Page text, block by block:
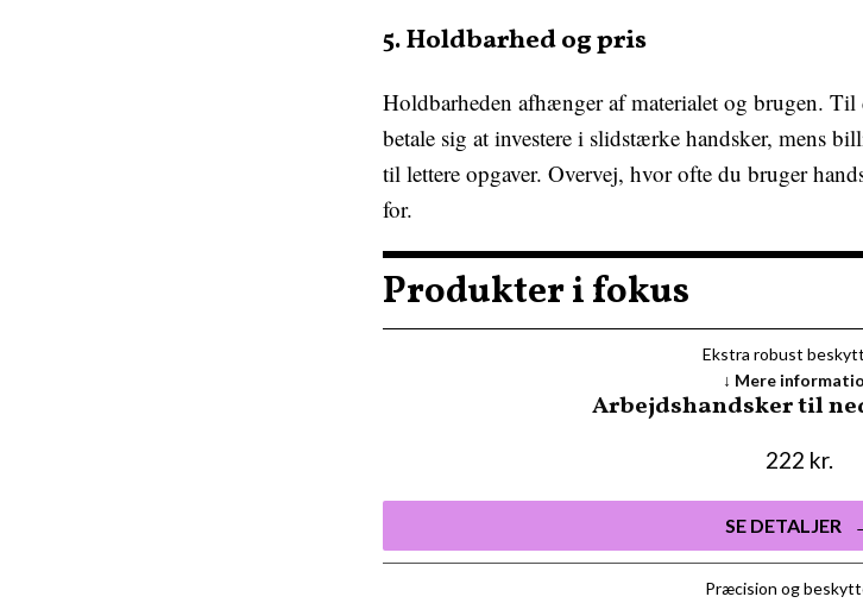
5. Holdbarhed og pris
Holdbarheden afhænger af materialet og brugen.
betale sig at investere i slidstærke handsker, mens
til lettere opgaver. Overvej, hvor ofte du bruger
for.
Produkter i fokus
Ekstra robust
Arbejdshandsker til
222 kr.
SE DETALJER
Mere
Præcision og